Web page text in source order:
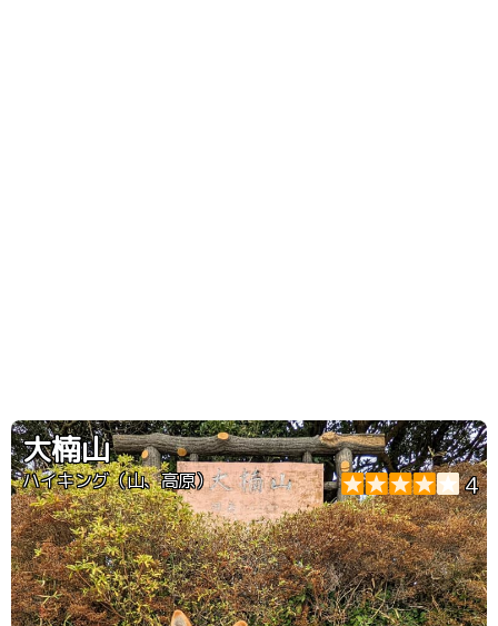
大楠山
ハイキング（山、高原） 4